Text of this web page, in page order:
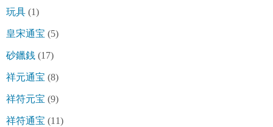
玩具 (1)
皇宋通宝 (5)
砂鑞銭 (17)
祥元通宝 (8)
祥符元宝 (9)
祥符通宝 (11)